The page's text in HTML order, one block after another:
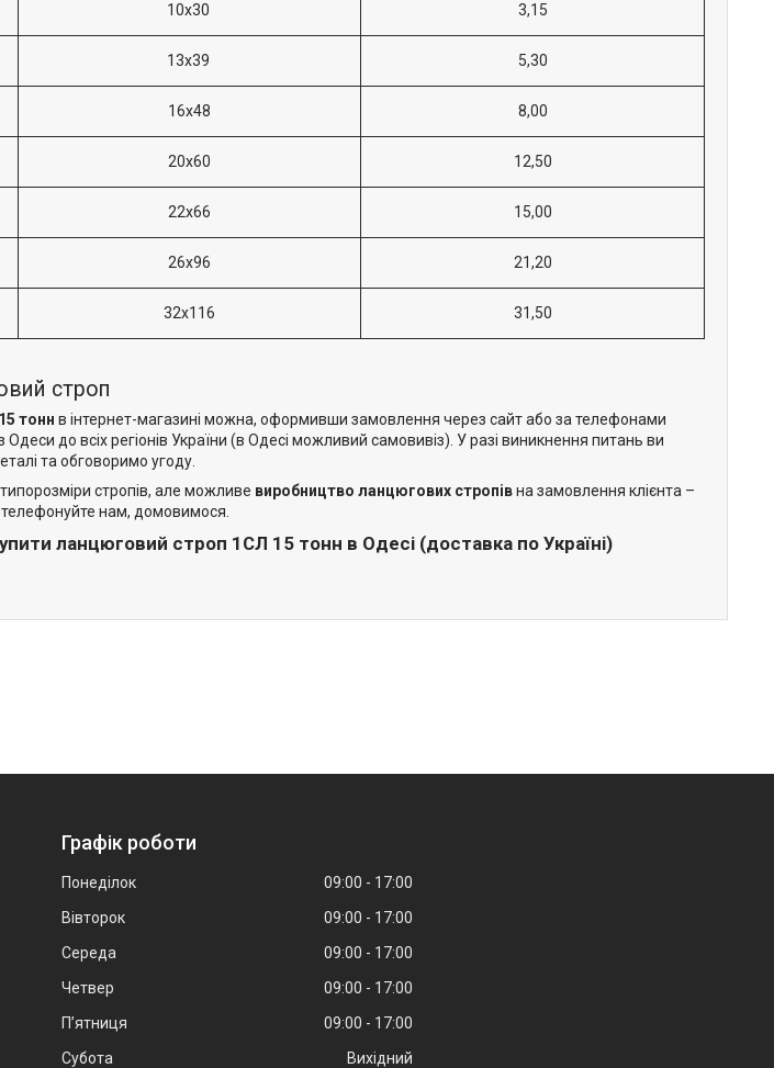
10х30 3,15
13х39 5,30
16х48 8,00
20х60 12,50
22х66 15,00
26х96 21,20
32х116 31,50
строп
тонн в інтернет-магазині можна, оформивши замовлення через сайт або за телефонами
Одеси до всіх регіонів України (в Одесі можливий самовивіз). У разі виникнення питань ви
та обговоримо угоду.
стропів, але можливе виробництво ланцюгових стропівна замовлення клієнта –
телефонуйте нам, домовимося.
ланцюговий строп 1СЛ 15 тонн в Одесі (доставка по Україні)
Графік роботи
Понеділок 09:00
17:00
Вівторок
09:00
17:00
Середа
09:00
17:00
Четвер
09:00
17:00
Пʼятниця
09:00
17:00
Субота
Вихідний